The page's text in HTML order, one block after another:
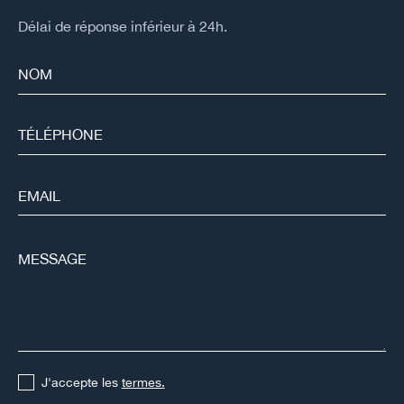
Délai de réponse inférieur à 24h.
J'accepte les termes.